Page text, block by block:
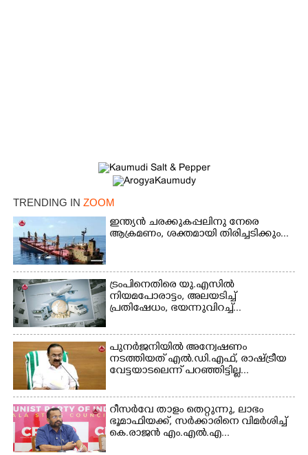
TRENDING IN ZOOM
ഇന്ത്യൻ ചരക്കുകപ്പലിനു നേരെ
ആക്രമണം, ശക്തമായി തിരിച്ചടിക്കും...
ട്രംപിനെതിരെ യു.എസിൽ
നിയമപോരാട്ടം, അലയടിച്ച്
പ്രതിഷേധം, ഭയന്നുവിറച്ച്...
പുനർജനിയിൽ അന്വേഷണം
നടത്തിയത് എൽ.ഡി.എഫ്, രാഷ്ട്രീയ
വേട്ടയാടലെന്ന് പറഞ്ഞിട്ടില്ല...
റീസർവേ താളം തെറ്റുന്നു, ലാഭം
ഭൂമാഫിയക്ക്, സർക്കാരിനെ വിമർശിച്ച്
കെ.രാജൻ എം.എൽ.എ...
Copy Link